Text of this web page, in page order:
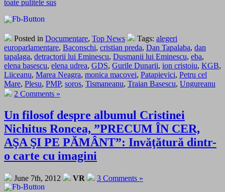
Posted in Documentare, Top News Tags: alegeri
europarlamentare, Baconschi, cristian preda, Dan Tapalaba, dan
tapalaga, detractorii lui Eminescu, Dusmanii lui Eminescu, eba,
elena basescu, elena udrea, GDS, Gurile Dunarii, ion cristoiu, KGB,
Liiceanu, Marea Neagra, monica macovei, Patapievici, Petru cel
Mare, Plesu, PMP, soros, Tismaneanu, Traian Basescu, Ungureanu
2 Comments »
Un filosof despre albumul Cristinei
Nichitus Roncea, ”PRECUM ÎN CER,
AŞA ŞI PE PĂMÂNT”: Invăţătură dintr-
o carte cu imagini
June 7th, 2012 VR 3 Comments »